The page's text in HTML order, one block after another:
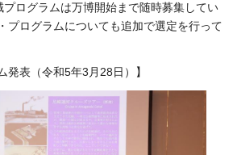
ログラムは万博開始まで随時募集してい
プログラムについても追加で選定を行って
発表（令和5年3月28日）】